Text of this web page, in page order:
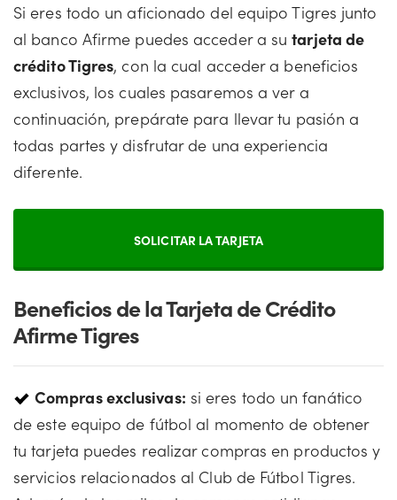
Si eres todo un aficionado del equipo Tigres junto
al banco Afirme puedes acceder a sutarjeta de
crédito Tigres, con la cual acceder a beneficios
exclusivos, los cuales pasaremos a ver a
continuación, prepárate para llevar tu pasión a
todas partes y disfrutar de una experiencia
diferente.
SOLICITAR LA TARJETA
Beneficios de la Tarjeta de Crédito
Afirme Tigres
Compras exclusivas: si eres todo un fanático
de este equipo de fútbol al momento de obtener
tu tarjeta puedes realizar compras en productos y
servicios relacionados al Club de Fútbol Tigres.